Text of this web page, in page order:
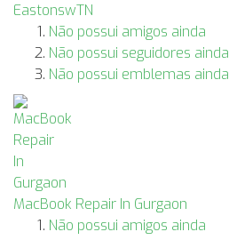
EastonswTN
Não possui amigos ainda
Não possui seguidores ainda
Não possui emblemas ainda
MacBook Repair In Gurgaon
Não possui amigos ainda